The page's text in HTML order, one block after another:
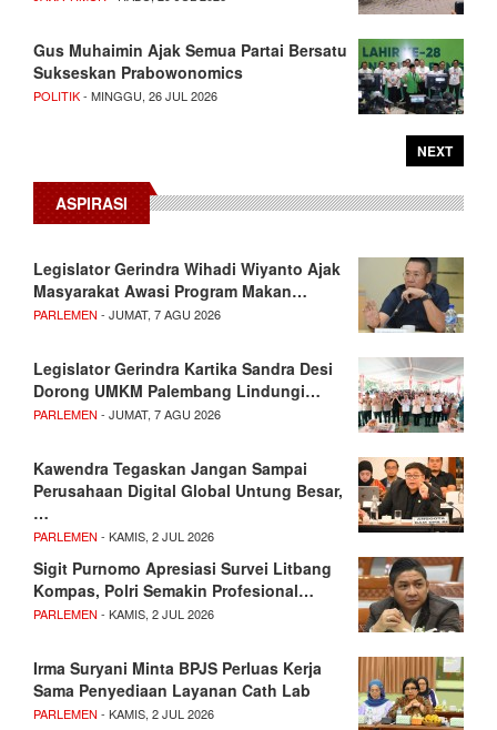
Gus Muhaimin Ajak Semua Partai Bersatu
Sukseskan Prabowonomics
POLITIK- MINGGU, 26 JUL 2026
NEXT
ASPIRASI
Legislator Gerindra Wihadi Wiyanto Ajak
Masyarakat Awasi Program Makan…
PARLEMEN - JUMAT, 7 AGU 2026
Legislator Gerindra Kartika Sandra Desi
Dorong UMKM Palembang Lindungi…
PARLEMEN - JUMAT, 7 AGU 2026
Kawendra Tegaskan Jangan Sampai
Perusahaan Digital Global Untung Besar,
…
PARLEMEN - KAMIS, 2 JUL 2026
Sigit Purnomo Apresiasi Survei Litbang
Kompas, Polri Semakin Profesional…
PARLEMEN - KAMIS, 2 JUL 2026
Irma Suryani Minta BPJS Perluas Kerja
Sama Penyediaan Layanan Cath Lab
PARLEMEN - KAMIS, 2 JUL 2026